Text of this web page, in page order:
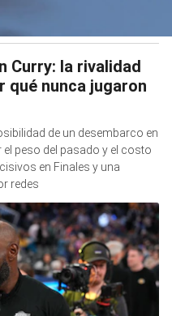
Curry: la rivalidad
qué nunca jugaron
de un desembarco en
peso del pasado y el costo
en Finales y una
redes